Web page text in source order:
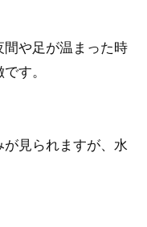
や足が温まった時
す。
見られますが、水